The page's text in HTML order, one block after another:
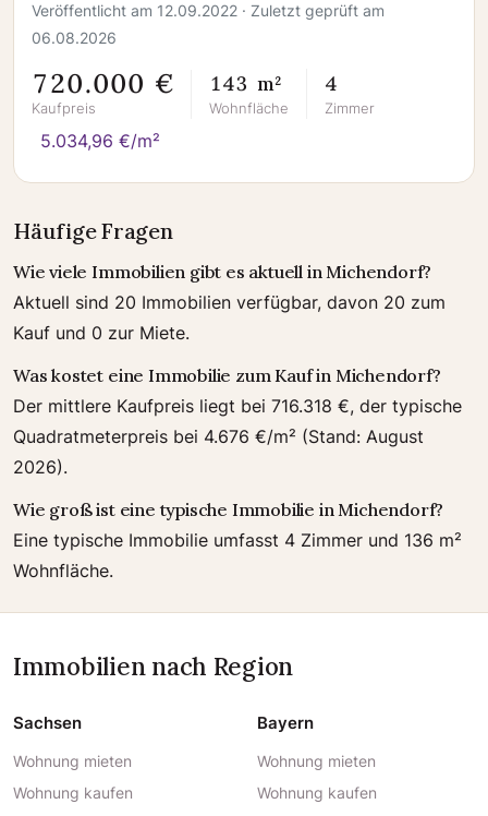
Veröffentlicht am 12.09.2022 · Zuletzt geprüft am
06.08.2026
720.000 €
Kaufpreis
143 m²
Wohnfläche
4
Zimmer
5.034,96 €/m²
Häufige Fragen
Wie viele Immobilien gibt es aktuell in Michendorf?
Aktuell sind 20 Immobilien verfügbar, davon 20 zum
Kauf und 0 zur Miete.
Was kostet eine Immobilie zum Kauf in Michendorf?
Der mittlere Kaufpreis liegt bei 716.318 €, der typische
Quadratmeterpreis bei 4.676 €/m² (Stand: August
2026).
Wie groß ist eine typische Immobilie in Michendorf?
Eine typische Immobilie umfasst 4 Zimmer und 136 m²
Wohnfläche.
Immobilien nach Region
Sachsen
Wohnung mieten
Wohnung kaufen
Bayern
Wohnung mieten
Wohnung kaufen